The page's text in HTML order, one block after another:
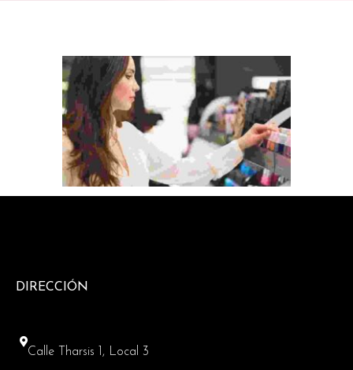
DIRECCIÓN
Calle Tharsis 1, Local 3